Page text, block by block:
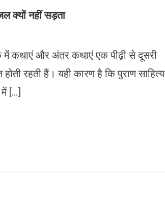
क्यों नहीं सड़ता
में कथाएं और अंतर कथाएं एक पीढ़ी से दूसरी
रहती हैं। यही कारण है कि पुराण साहित्य
[…]